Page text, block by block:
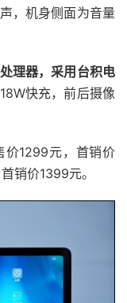
，机身侧面为音量
理器，采用台积电
快充，前后摄像
价1299元，首销价
销价1399元。